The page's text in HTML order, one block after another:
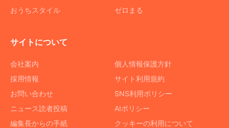
おうちスタイル
ゼロまる
サイトについて
会社案内
採用情報
お問い合わせ
ニュース読者投稿
編集長からの手紙
個人情報保護方針
サイト利用規約
SNS利用ポリシー
AIポリシー
クッキーの利用について